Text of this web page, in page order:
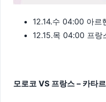
12.14.수 04:00 아
12.15.목 04:00 프랑
모로코 VS 프랑스 – 카타